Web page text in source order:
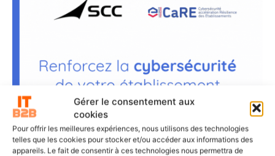
Gérer le consentement aux
cookies
Pour offrir les meilleures expériences, nous utilisons des technologies
telles que les cookies pour stocker et/ou accéder aux informations des
appareils. Le fait de consentir à ces technologies nous permettra de